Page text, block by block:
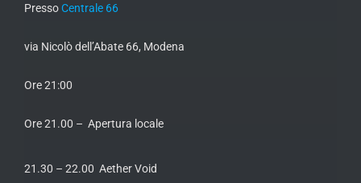
PressoCentrale 66
via Nicolò dell’Abate 66, Modena
Ore 21:00
Ore 21.00 – Apertura locale
21.30 – 22.00 Aether Void